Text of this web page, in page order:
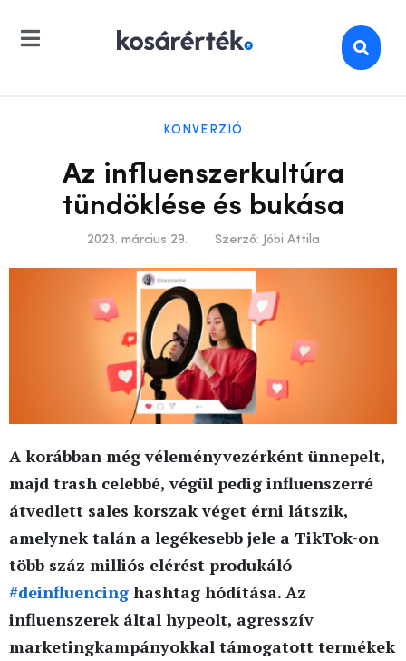
KONVERZIÓ
Az influenszerkultúra
tündöklése és bukása
2023. március 29. Szerző: Jóbi Attila
A korábban még véleményvezérként ünnepelt,
majd trash celebbé, végül pedig influenszerré
átvedlett sales korszak véget érni látszik,
amelynek talán a legékesebb jele a TikTok-on
több száz milliós elérést produkáló
#deinfluencing hashtag hódítása. Az
influenszerek által hypeolt, agresszív
marketingkampányokkal támogatott termékek